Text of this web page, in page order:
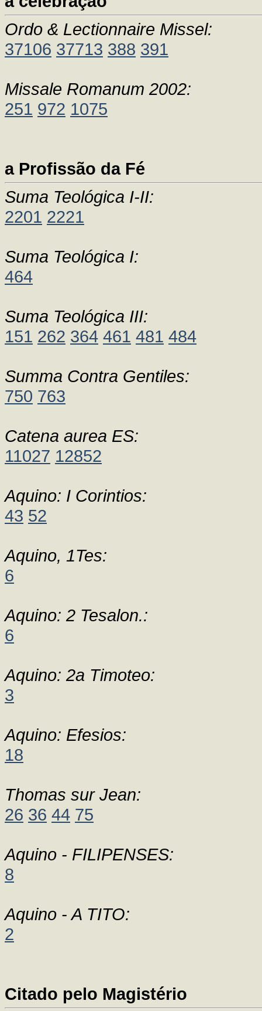
Ordo & Lectionnaire Missel:
37106 37713 388 391
Missale Romanum 2002:
251 972 1075
a Profissão da Fé
Suma Teológica I-II:
2201 2221
Suma Teológica I:
464
Suma Teológica III:
151 262 364 461 481 484
Summa Contra Gentiles:
750 763
Catena aurea ES:
11027 12852
Aquino: I Corintios:
43 52
Aquino, 1Tes:
6
Aquino: 2 Tesalon.:
6
Aquino: 2a Timoteo:
3
Aquino: Efesios:
18
Thomas sur Jean:
26 36 44 75
Aquino - FILIPENSES:
8
Aquino - A TITO:
2
Citado pelo Magistério